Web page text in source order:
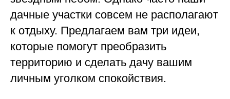
дачные участки совсем не располагают
к отдыху. Предлагаем вам три идеи,
которые помогут преобразить
территорию и сделать дачу вашим
личным уголком спокойствия.